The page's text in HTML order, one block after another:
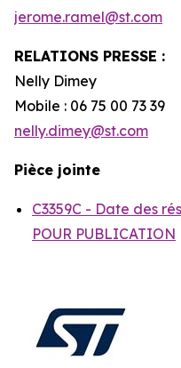
jerome.ramel@st.com
RELATIONS PRESSE :
Nelly Dimey
Mobile : 06 75 00 73 39
nelly.dimey@st.com
Pièce jointe
C3359C - Date des
POUR PUBLICATION